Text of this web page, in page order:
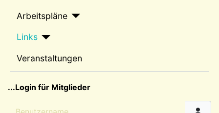
Arbeitspläne
Links
Veranstaltungen
...Login für Mitglieder
Benutzername